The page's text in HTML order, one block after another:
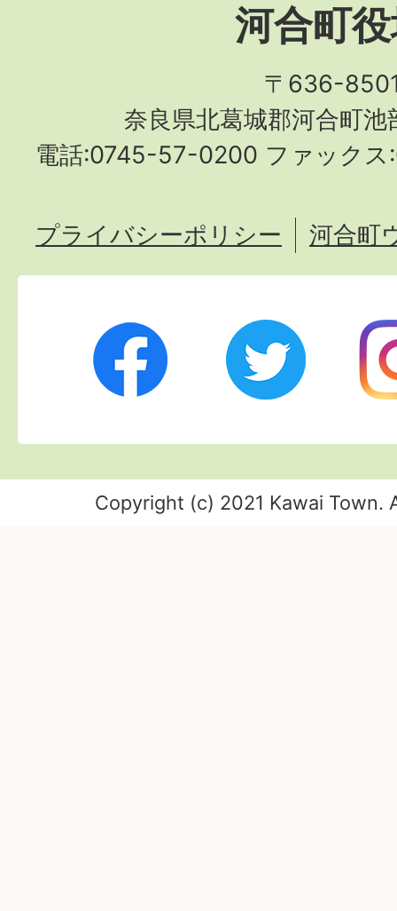
河合町
〒636-
奈良県北葛城郡河合町池
電話:0745-57-0200 ファック
Facebook Twitter
プライバシーポリシー 河合町
Copyright (c) 2021 Kawai Town.